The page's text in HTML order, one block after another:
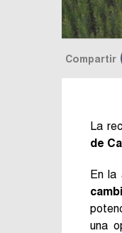
Compartir
La
de
En la
una